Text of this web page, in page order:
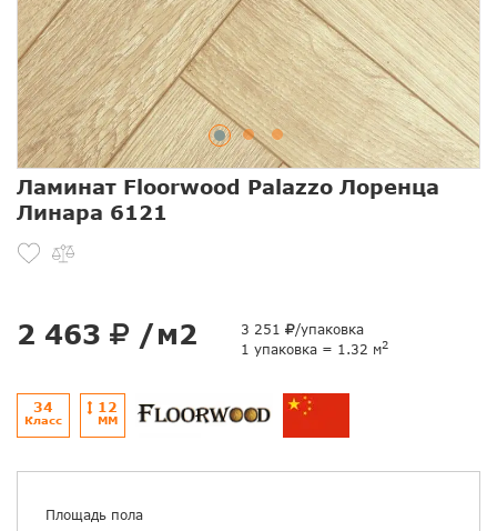
Ламинат Floorwood Palazzo Лоренца
Линара 6121
2 463 /м2 3 251
/упаковка
1 упаковка = 1.32 м2
34
Класс
12
ММ
Площадь пола